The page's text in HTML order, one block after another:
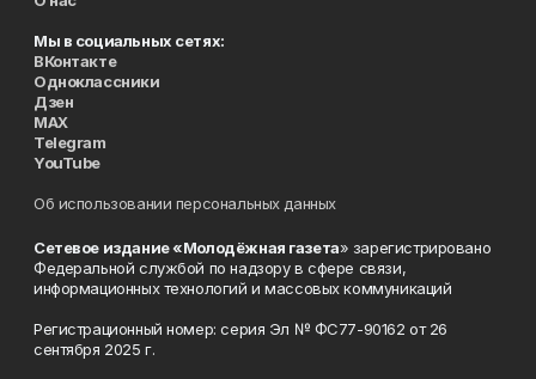
Мы в социальных сетях:
ВКонтакте
Одноклассники
Дзен
MAX
Telegram
YouTube
Об использовании персональных данных
Сетевое издание «Молодёжная газета» зарегистрировано
Федеральной службой по надзору в сфере связи,
информационных технологий и массовых коммуникаций
Регистрационный номер: серия Эл № ФС77-90162 от 26
сентября 2025 г.